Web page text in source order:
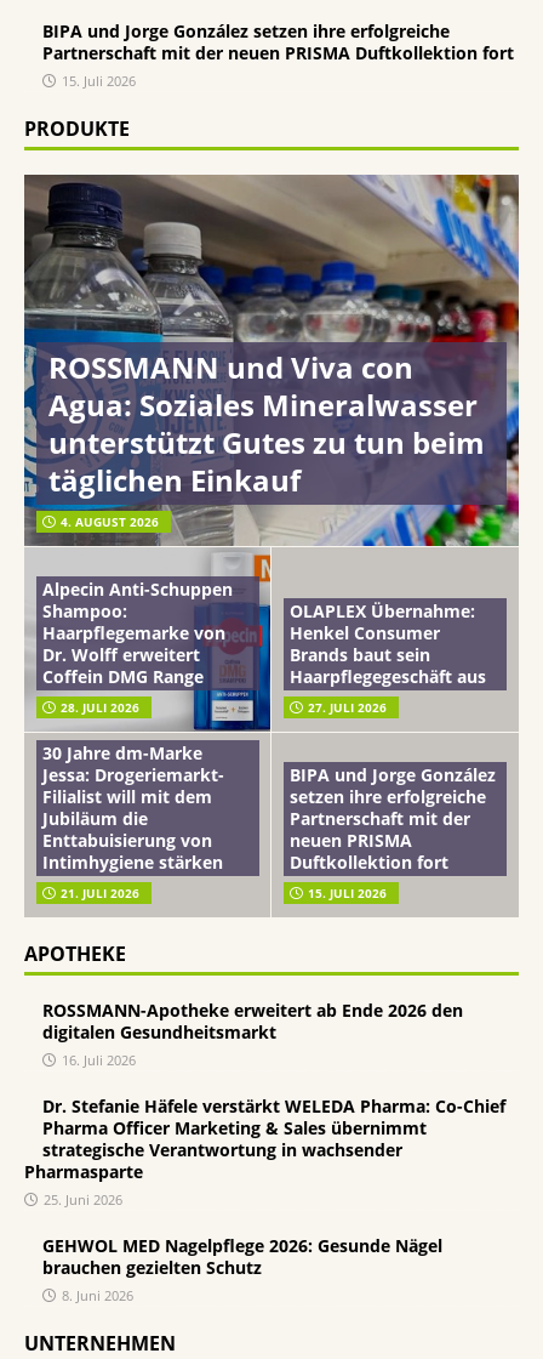
BIPA und Jorge González setzen ihre erfolgreiche
Partnerschaft mit der neuen PRISMA Duftkollektion fort
15. Juli 2026
PRODUKTE
ROSSMANN und Viva con
Agua: Soziales Mineralwasser
unterstützt Gutes zu tun beim
täglichen Einkauf
4. AUGUST 2026
Alpecin Anti-Schuppen
Shampoo:
Haarpflegemarke von
Dr. Wolff erweitert
Coffein DMG Range
28. JULI 2026
OLAPLEX Übernahme:
Henkel Consumer
Brands baut sein
Haarpflegegeschäft aus
27. JULI 2026
30 Jahre dm-Marke
Jessa: Drogeriemarkt-
Filialist will mit dem
Jubiläum die
Enttabuisierung von
Intimhygiene stärken
21. JULI 2026
BIPA und Jorge González
setzen ihre erfolgreiche
Partnerschaft mit der
neuen PRISMA
Duftkollektion fort
15. JULI 2026
APOTHEKE
ROSSMANN-Apotheke erweitert ab Ende 2026 den
digitalen Gesundheitsmarkt
16. Juli 2026
Dr. Stefanie Häfele verstärkt WELEDA Pharma: Co-Chief
Pharma Officer Marketing & Sales übernimmt
strategische Verantwortung in wachsender
Pharmasparte
25. Juni 2026
GEHWOL MED Nagelpflege 2026: Gesunde Nägel
brauchen gezielten Schutz
8. Juni 2026
UNTERNEHMEN